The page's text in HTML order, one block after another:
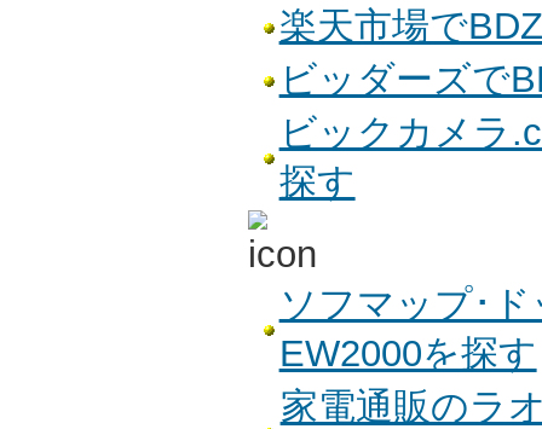
楽天市場で
ビッダーズで
ビックカメラ
探す
ソフマップ･
EW2000を探す
家電通販のラ